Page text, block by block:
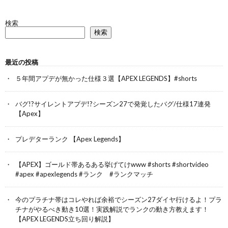
検索
検索
最近の投稿
５年間アプデが無かった仕様３選【APEX LEGENDS】#shorts
バグ!?サイレントアプデ!?シーズン27で発覚したバグ/仕様17連発
【Apex】
プレデターランク 【Apex Legends】
【APEX】ゴールド帯あるある挙げてけwww #shorts #shortvideo
#apex #apexlegends #ランク #ランクマッチ
今のプラチナ帯はコレやれば余裕でシーズン27ダイヤ行けるよ！プラ
チナがやるべき動き10選！実践解説でランクの動き方教えます！
【APEX LEGENDS立ち回り解説】